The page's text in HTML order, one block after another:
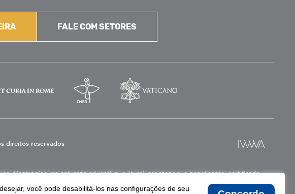
FALE COM SETORES
direitos reservados
filantrópica, de natureza educativa, cultural, assistencial e beneficente, certificada
você pode desabilitá-los nas configurações de seu